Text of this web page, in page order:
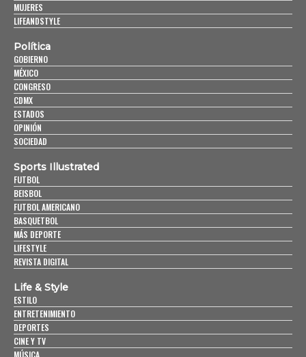
MUJERES
LIFEANDSTYLE
Política
GOBIERNO
MÉXICO
CONGRESO
CDMX
ESTADOS
OPINIÓN
SOCIEDAD
Sports Illustrated
FUTBOL
BEISBOL
FUTBOL AMERICANO
BASQUETBOL
MÁS DEPORTE
LIFESTYLE
REVISTA DIGITAL
Life & Style
ESTILO
ENTRETENIMIENTO
DEPORTES
CINE Y TV
MÚSICA